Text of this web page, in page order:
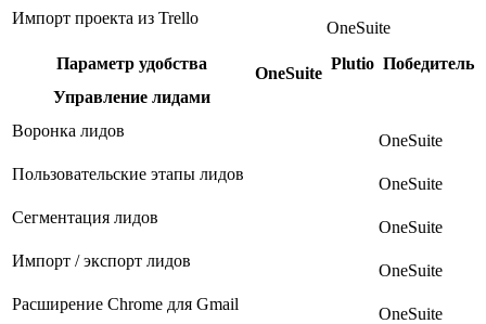
Импорт проекта из Trello
OneSuite
Параметр удобства
OneSuite
Plutio Победитель
Управление лидами
Воронка лидов
OneSuite
Пользовательские этапы лидов
OneSuite
Сегментация лидов
OneSuite
Импорт / экспорт лидов
OneSuite
Расширение Chrome для Gmail
OneSuite